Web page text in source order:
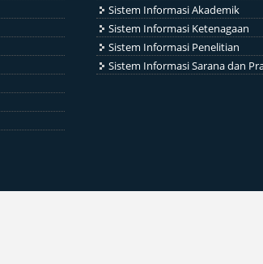
Sistem Informasi Akademik
Sistem Informasi Ketenagaan
Sistem Informasi Penelitian
Sistem Informasi Sarana dan